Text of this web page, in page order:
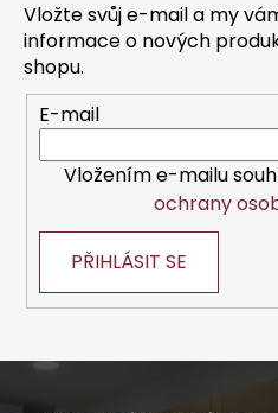
Vložte svůj e-mail a my
informace o nových
shopu.
E-mail
Vložením e-mailu
ochrany
PŘIHLÁSIT SE